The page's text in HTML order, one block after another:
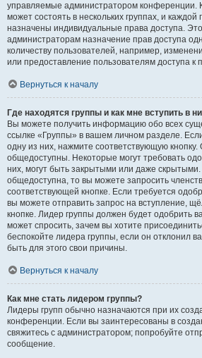
управляемые администратором конференции.
может состоять в нескольких группах, и каждой
назначены индивидуальные права доступа.
администраторам назначение прав доступа
количеству пользователей, например,
или предоставление пользователям доступа
Вернуться к началу
Где находятся группы и как мне вступить в
Вы можете получить информацию обо всех
ссылке «Группы» в вашем личном разделе.
одну из них, нажмите соответствующую кнопку.
общедоступны. Некоторые могут требовать
них, могут быть закрытыми или даже скрытыми.
общедоступна, то вы можете запросить
соответствующей кнопке. Если требуется
вы можете отправить запрос на вступление,
кнопке. Лидер группы должен будет одобрить
может спросить, зачем вы хотите
беспокойте лидера группы, если он отклонил
быть для этого свои причины.
Вернуться к началу
Как мне стать лидером группы?
Лидеры групп обычно назначаются при их
конференции. Если вы заинтересованы в
свяжитесь с администратором; попробуйте
сообщение.